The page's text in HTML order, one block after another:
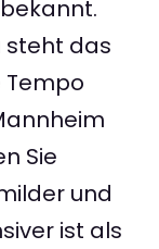
steht das
Sie
und
ist als